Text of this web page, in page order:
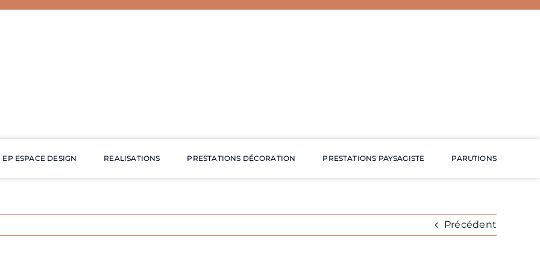
EP ESPACE DESIGN REALISATIONS PRESTATIONS DÉCORATION PRESTATIONS PAYSAGISTE PARUTIONS
Précédent